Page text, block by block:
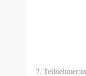
7. Teilnehmer:in